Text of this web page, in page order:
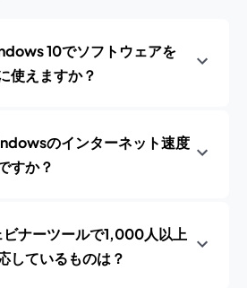
10でソフトウェアを
使えますか？
のインターネット速度
すか？
ナーツールで1,000人以上
しているものは？